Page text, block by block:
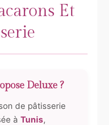
Et
Deluxe ?
de pâtisserie
à Tunis,